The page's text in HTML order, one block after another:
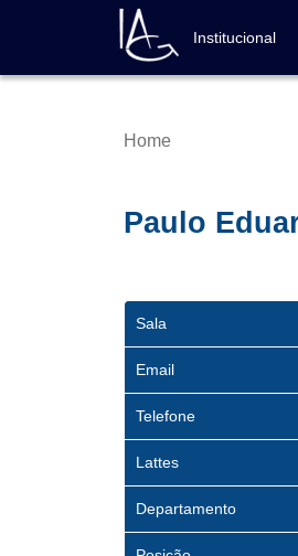
content
Navegação
principal
Institucional
Breadcrumb
Home
Paulo
Sala
Email
Telefone
Lattes
Departamento